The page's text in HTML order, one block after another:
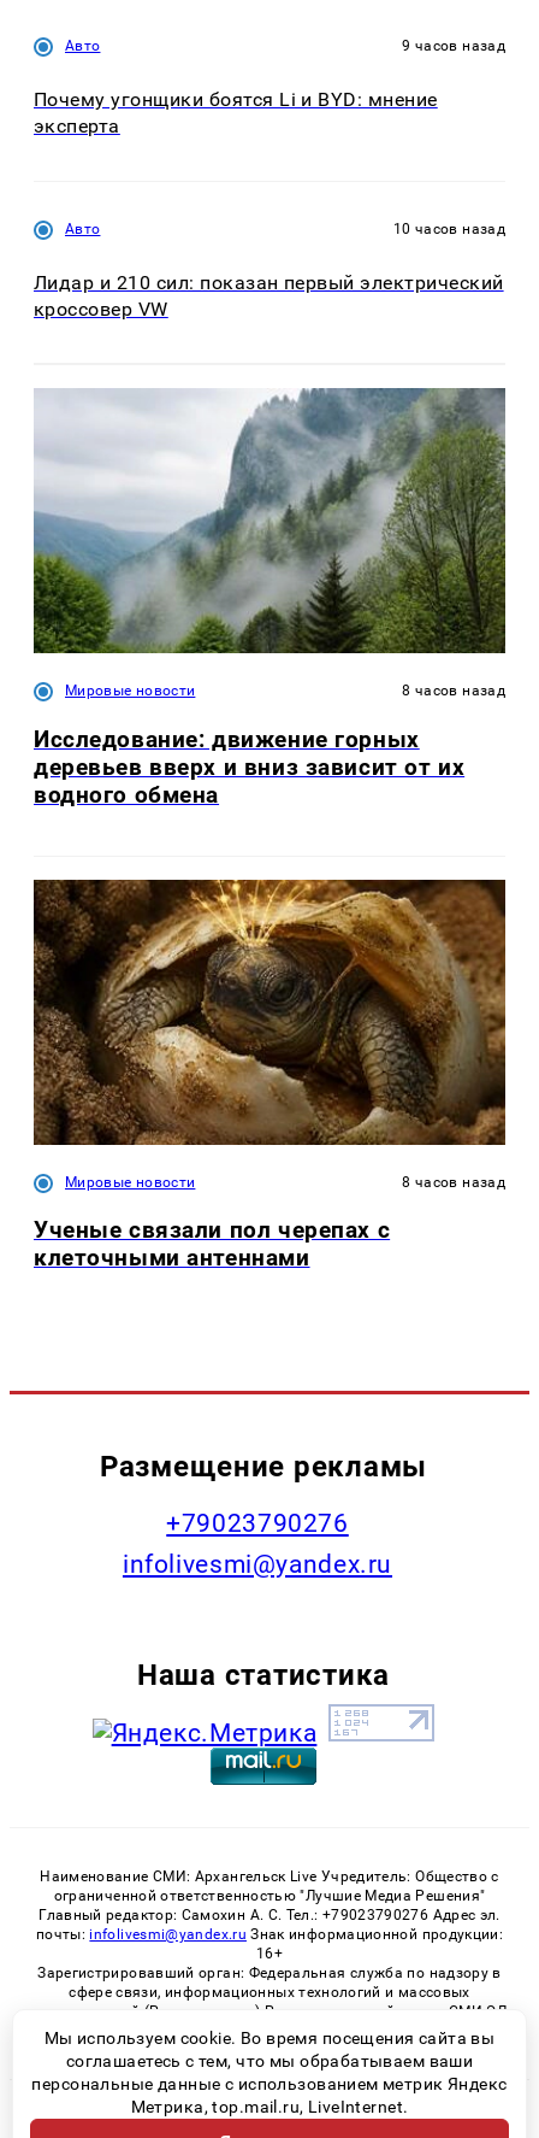
Авто 9 часов назад
Почему угонщики боятся Li и BYD: мнение
эксперта
Авто 10 часов назад
Лидар и 210 сил: показан первый электрический
кроссовер VW
Мировые новости 8 часов назад
Исследование: движение горных
деревьев вверх и вниз зависит от их
водного обмена
Мировые новости 8 часов назад
Ученые связали пол черепах с
клеточными антеннами
Размещение рекламы
+79023790276
infolivesmi@yandex.ru
Наша статистика
Наименование СМИ: Архангельск Live Учредитель: Общество с
ограниченной ответственностью "Лучшие Медиа Решения"
Главный редактор: Самохин А. С. Тел.: +79023790276 Адрес эл.
почты: infolivesmi@yandex.ru Знак информационной продукции:
16+
Зарегистрировавший орган: Федеральная служба по надзору в
сфере связи, информационных технологий и массовых
коммуникаций (Роскомнадзор) Регистрационный номер СМИ ЭЛ
№ ФС 77 - 82533 от 21.01.2022
© 2026 «Архангельск Live» | Все права защищены
Мы используем cookie. Во время посещения сайта вы
соглашаетесь с тем, что мы обрабатываем ваши
персональные данные с использованием метрик Яндекс
Метрика, top.mail.ru, LiveInternet.